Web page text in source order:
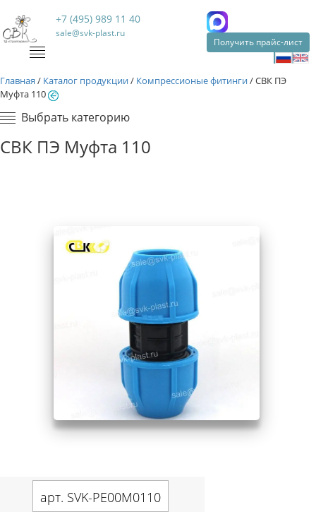
+7 (495) 989 11 40
sale@svk-plast.ru
Получить прайс-лист
Главная / Каталог продукции/ Компрессионые фитинги/СВК ПЭ
Муфта 110
Выбрать категорию
СВК ПЭ Муфта 110
арт. SVK-PE00M0110